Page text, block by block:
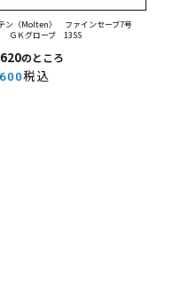
ン（Molten） ファインセーブ7号
ＧＫグローブ 13SS
のところ
税込